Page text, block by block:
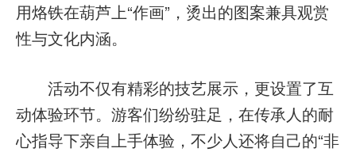
用烙铁在葫芦上“作画”，烫出的图案兼具观赏
性与文化内涵。
活动不仅有精彩的技艺展示，更设置了互
动体验环节。游客们纷纷驻足，在传承人的耐
心指导下亲自上手体验，不少人还将自己的“非